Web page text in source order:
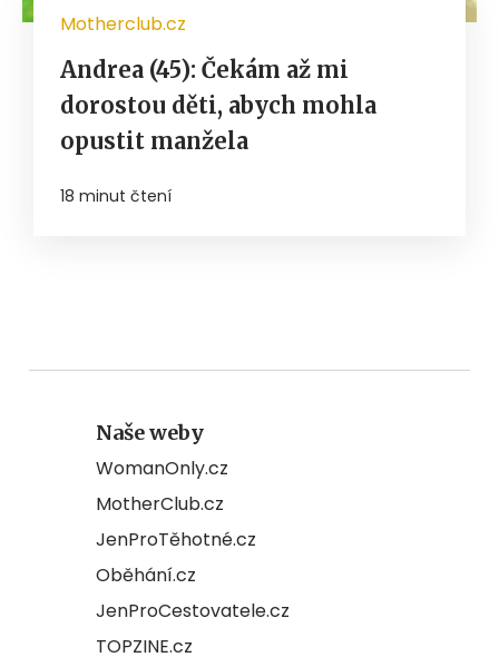
Motherclub.cz
Andrea (45): Čekám až mi
dorostou děti, abych mohla
opustit manžela
18 minut čtení
Naše weby
WomanOnly.cz
MotherClub.cz
JenProTěhotné.cz
Oběhání.cz
JenProCestovatele.cz
TOPZINE.cz